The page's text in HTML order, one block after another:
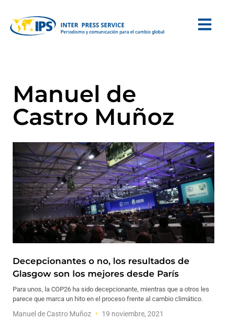
Manuel de
Castro Muñoz
Decepcionantes o no, los resultados de
Glasgow son los mejores desde París
Para unos, la COP26 ha sido decepcionante, mientras que a otros les
parece que marca un hito en el proceso frente al cambio climático.
Manuel de Castro Muñoz 19 noviembre, 2021